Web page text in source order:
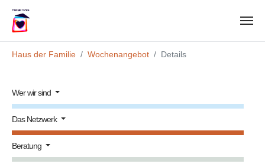
Haus der Familie
Wochenangebot Details
Wer wir sind
Das Netzwerk
Beratung